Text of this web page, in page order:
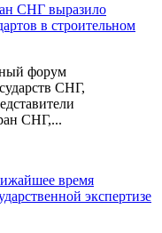
СНГ выразило
в строительном
форум
СНГ,
СНГ,...
время
экспертизе